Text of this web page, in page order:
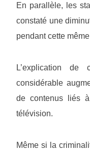
En parallèle, les
constaté une
pendant cette
L’explication
considérable
de contenus liés
télévision.
Même si la